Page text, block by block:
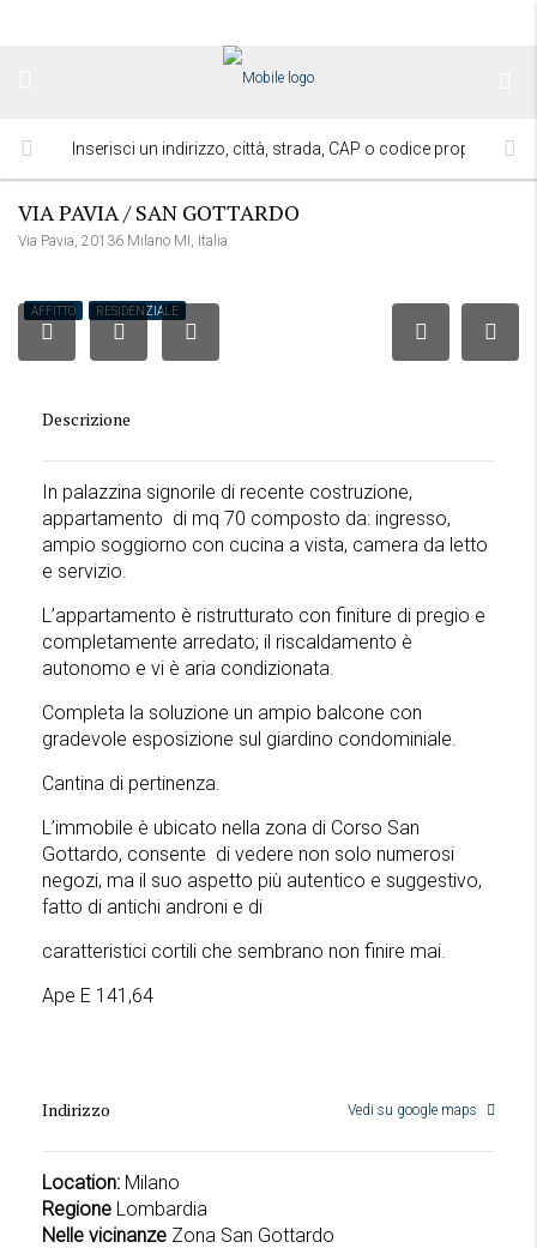
VIA PAVIA / SAN GOTTARDO
Via Pavia, 20136 Milano MI, Italia
AFFITTO RESIDENZIALE
Descrizione
In palazzina signorile di recente costruzione,
appartamento di mq 70 composto da: ingresso,
ampio soggiorno con cucina a vista, camera da letto
e servizio.
L’appartamento è ristrutturato con finiture di pregio e
completamente arredato; il riscaldamento è
autonomo e vi è aria condizionata.
Completa la soluzione un ampio balcone con
gradevole esposizione sul giardino condominiale.
Cantina di pertinenza.
L’immobile è ubicato nella zona di Corso San
Gottardo, consente di vedere non solo numerosi
negozi, ma il suo aspetto più autentico e suggestivo,
fatto di antichi androni e di
caratteristici cortili che sembrano non finire mai.
Ape E 141,64
Indirizzo Vedi su google maps
Location: Milano
Regione Lombardia
Nelle vicinanze Zona San Gottardo